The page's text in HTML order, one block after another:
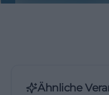
Ähnliche